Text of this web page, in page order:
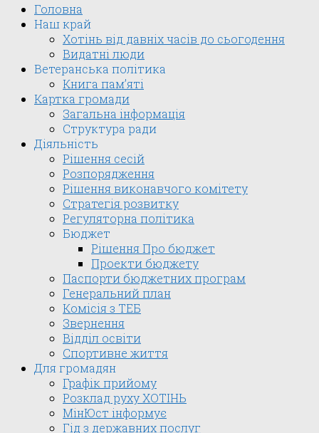
Головна
Наш край
Хотінь від давніх часів до сьогодення
Видатні люди
Ветеранська політика
Книга пам’яті
Картка громади
Загальна інформація
Структура ради
Діяльність
Рішення сесій
Розпорядження
Рішення виконавчого комітету
Стратегія розвитку
Регуляторна політика
Бюджет
Рішення Про бюджет
Проекти бюджету
Паспорти бюджетних програм
Генеральний план
Комісія з ТЕБ
Звернення
Відділ освіти
Спортивне життя
Для громадян
Графік прийому
Розклад руху ХОТІНЬ
МінЮст інформує
Гід з державних послуг